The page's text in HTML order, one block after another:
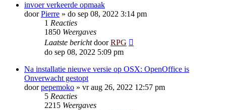
invoer verkeerde opmaak
doorPierre » do sep 08, 2022 3:14 pm
1 Reacties
1850 Weergaves
Laatste berichtdoorRPG
do sep 08, 2022 5:09 pm
Na installatie nieuwe versie op OSX: OpenOffice is
Onverwacht gestopt
doorpepemoko » vr aug 26, 2022 12:57 pm
5 Reacties
2215 Weergaves